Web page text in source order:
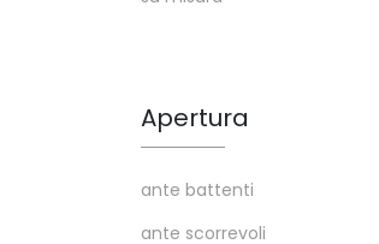
Apertura
ante battenti
ante scorrevoli